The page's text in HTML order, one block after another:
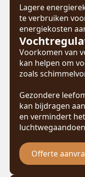
Lagere
te verbruiken
energiekosten
Voorkomen van
kan helpen om
zoals
Gezondere
kan bijdragen
en vermindert
Offerte